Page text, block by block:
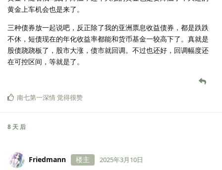
间。
a股和恒生股基，这俩放一起说吧，反正都是由deepseek，宇树科
技，哪吒2，大BOSS开民营企业家会等一系列利好带来的大涨。科
技概念吃肉，我这些东西喝汤。喝汤就喝汤吧，有钱赚就行。至于
这利好能持续多久，谁知道呢。
黄金，随着俄乌战争降温，连年大涨的黄金也是要降温了，久违的
股债跷跷板了，股市大涨，债市就回调。不过也还好，回调幅度还